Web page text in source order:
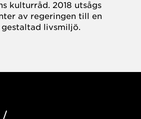
kulturråd. 2018 utsågs
av regeringen till en
livsmiljö.